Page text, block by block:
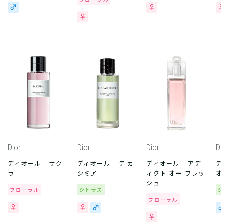
Dior
ディオール – サク
ラ
フローラル
Dior
ディオール – テ カ
シミア
シトラス
Dior
ディオール – アデ
ィクト オー フレッ
シュ
フローラル
Dior
デ
オ
シ